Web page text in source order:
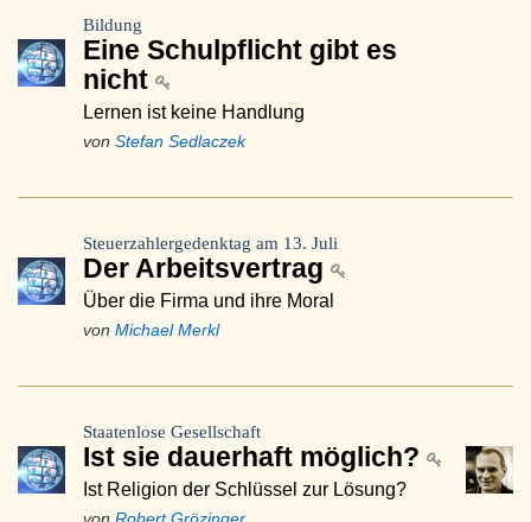
Bildung
Eine Schulpflicht gibt es
nicht
Lernen ist keine Handlung
von Stefan Sedlaczek
Steuerzahlergedenktag am 13. Juli
Der Arbeitsvertrag
Über die Firma und ihre Moral
von Michael Merkl
Staatenlose Gesellschaft
Ist sie dauerhaft möglich?
Ist Religion der Schlüssel zur Lösung?